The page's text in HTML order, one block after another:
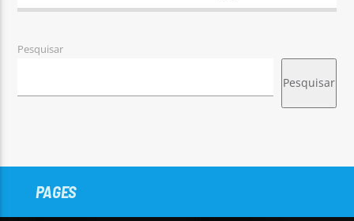
Pesquisar
Pesquisar
PAGES